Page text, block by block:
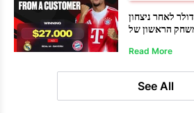
27 אלף דולר לאחר ניצחון
Read More
See All